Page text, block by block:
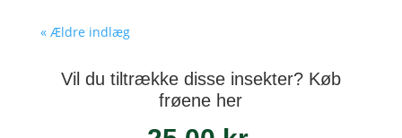
« Ældre indlæg
Vil du tiltrække disse insekter? Køb
frøene her